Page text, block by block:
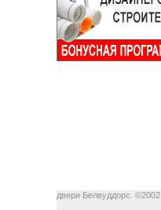
двери Белвуддорс. ©2002